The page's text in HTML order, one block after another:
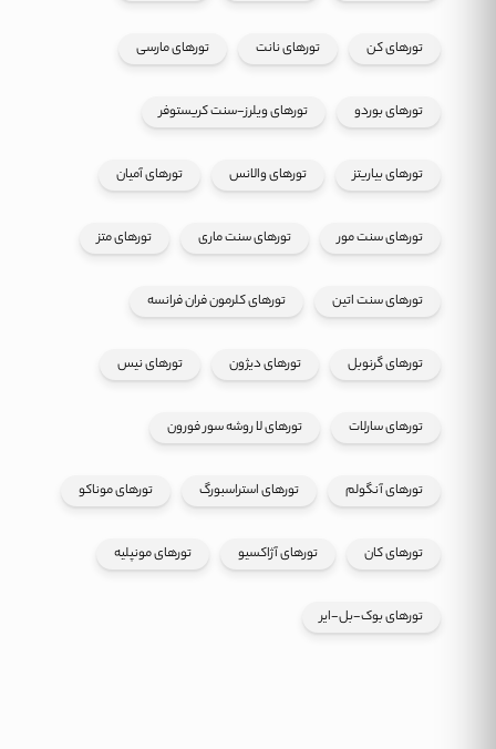
تورهای کن تورهای نانت تورهای مارسی
تورهای بوردو تورهای ویلرز-سنت کریستوفر
تورهای بیاریتز تورهای والانس تورهای آمیان
تورهای سنت مور تورهای سنت ماری تورهای متز
تورهای سنت اتین تورهای کلرمون فران فرانسه
تورهای گرنوبل تورهای دیژون تورهای نیس
تورهای سارلات تورهای لا روشه سور فورون
تورهای آنگولم تورهای استراسبورگ تورهای موناکو
تورهای کان تورهای آژاکسیو تورهای مونپلیه
تورهای بوک-بل-ایر